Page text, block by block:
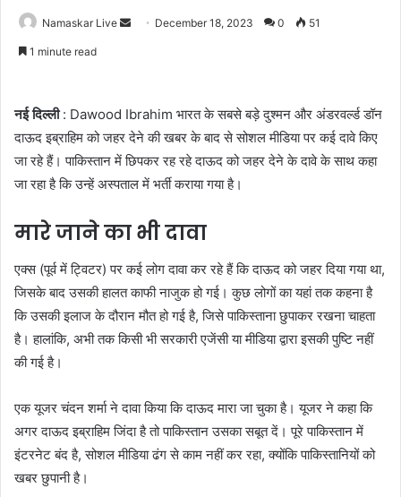
Namaskar Live
a
n
e
December 18, 2023 0 51
1 minute read
नई दिल्ली: Dawood Ibrahim भारत के सबसे बड़े दुश्मन और अंडरवर्ल्ड डॉन
दाऊद इब्राहिम को जहर देने की खबर के बाद से सोशल मीडिया पर कई दावे किए
जा रहे हैं। पाकिस्तान में छिपकर रह रहे दाऊद को जहर देने के दावे के साथ कहा
जा रहा है कि उन्हें अस्पताल में भर्ती कराया गया है।
मारे जाने का भी दावा
एक्स (पूर्व में ट्विटर) पर कई लोग दावा कर रहे हैं कि दाऊद को जहर दिया गया था,
जिसके बाद उसकी हालत काफी नाजुक हो गई। कुछ लोगों का यहां तक कहना है
कि उसकी इलाज के दौरान मौत हो गई है, जिसे पाकिस्ताना छुपाकर रखना चाहता
है। हालांकि, अभी तक किसी भी सरकारी एजेंसी या मीडिया द्वारा इसकी पुष्टि नहीं
की गई है।
एक यूजर चंदन शर्मा ने दावा किया कि दाऊद मारा जा चुका है। यूजर ने कहा कि
अगर दाऊद इब्राहिम जिंदा है तो पाकिस्तान उसका सबूत दें। पूरे पाकिस्तान में
इंटरनेट बंद है, सोशल मीडिया ढंग से काम नहीं कर रहा, क्योंकि पाकिस्तानियों को
खबर छुपानी है।